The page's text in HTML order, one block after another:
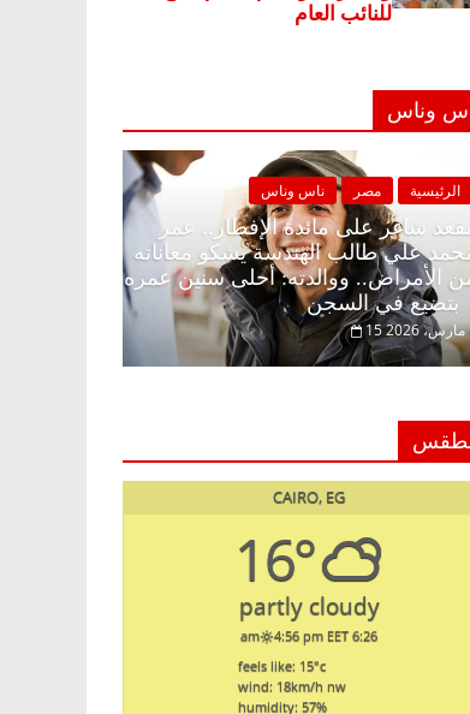
وناس
الرئيسية مصر ناس وناس
مقعد شاغر على مائدة الإفطار.. عمر
محمد علي طالب الهندسة يشكو معاناته
من الأمراض.. ووالدته: أحلى سنين عمره
بتضيع في السجن
15 مارس، 2026
بلا زينة
ولمة
CAIRO, EG
16°
partly cloudy
6:26 am
4:56 pm EET
feels like: 15°c
wind: 18km/h nw
humidity: 57%